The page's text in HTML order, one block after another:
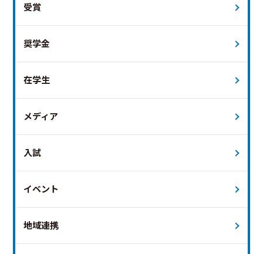
受賞
奨学金
在学生
メディア
入試
イベント
地域連携